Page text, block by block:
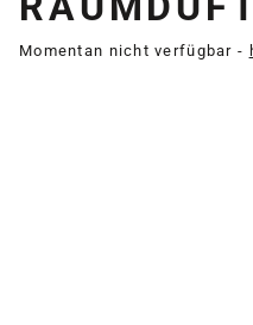
Momentan nicht verfügbar -